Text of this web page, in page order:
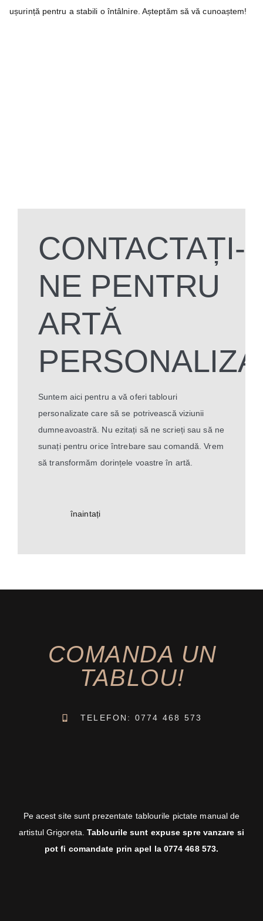
ușurință pentru a stabili o întâlnire. Așteptăm să vă cunoaștem!
CONTACTAȚI-
NE PENTRU
ARTĂ
Suntem aici pentru a vă oferi tablouri
personalizate care să se potrivească viziunii
dumneavoastră. Nu ezitați să ne scrieți sau să ne
sunați pentru orice întrebare sau comandă. Vrem
să transformăm dorințele voastre în artă.
înaintați
COMANDA UN
TABLOU!
TELEFON: 0774 468 573
Pe acest site sunt prezentate tablourile pictate manual de
artistul Grigoreta.Tablourile sunt expuse spre vanzare si
pot fi comandate prin apel la 0774 468 573.